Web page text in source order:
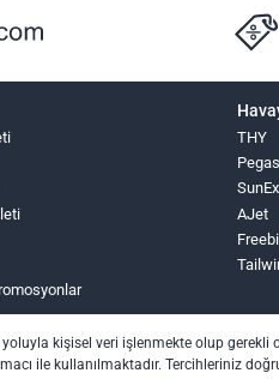
THY
AJet
yoluyla kişisel veri işlenmekte olup
ile kullanılmaktadır. Tercihleriniz